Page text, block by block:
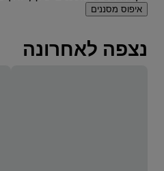
איפוס מסננים
נצפה לאחרונה